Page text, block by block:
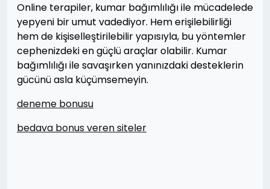
Online terapiler, kumar bağımlılığı ile mücadelede
yepyeni bir umut vadediyor. Hem erişilebilirliği
hem de kişiselleştirilebilir yapısıyla, bu yöntemler
cephenizdeki en güçlü araçlar olabilir. Kumar
bağımlılığı ile savaşırken yanınızdaki desteklerin
gücünü asla küçümsemeyin.
deneme bonusu
bedava bonus veren siteler